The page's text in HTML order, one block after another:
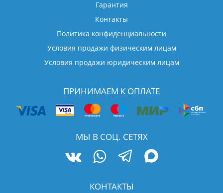
Гарантия
Контакты
Политика конфиденциальности
Условия продажи физическим лицам
Условия продажи юридическим лицам
ПРИНИМАЕМ К ОПЛАТЕ
МЫ В СОЦ. СЕТЯХ
КОНТАКТЫ